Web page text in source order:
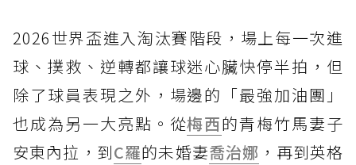
2026世界盃進入淘汰賽階段，場上每一次進
球、撲救、逆轉都讓球迷心臟快停半拍，但
除了球員表現之外，場邊的「最強加油團」
也成為另一大亮點。從梅西的青梅竹馬妻子
安東內拉，到C羅的未婚妻喬治娜 ，再到英格